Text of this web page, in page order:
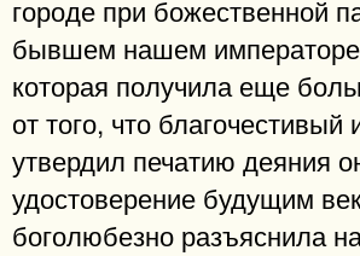
городе при божественной
бывшем нашем императоре
которая получила еще
от того, что благочестивый
утвердил печатию деяния
удостоверение будущим
боголюбезно разъяснила